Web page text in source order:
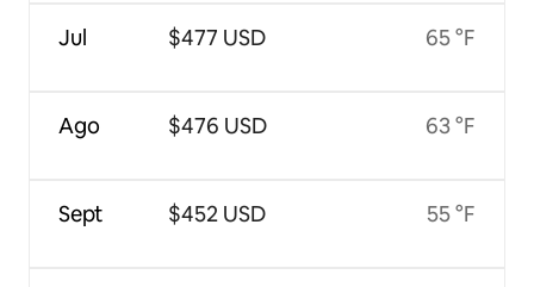
Jul
Ago
Sept
$477 USD
$476 USD
$452 USD
65 °F
63 °F
55 °F